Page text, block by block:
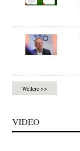
Weitere >>
VIDEO